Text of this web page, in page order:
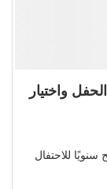
موعد الحفل واختيار
سنويًا للاحتفال